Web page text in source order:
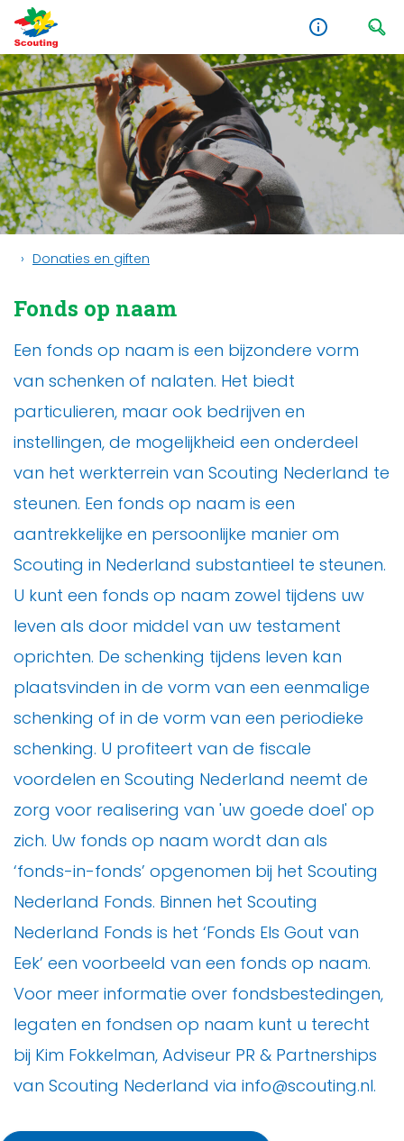
Donaties en giften
Fonds op naam
Een fonds op naam is een bijzondere vorm
van schenken of nalaten. Het biedt
particulieren, maar ook bedrijven en
instellingen, de mogelijkheid een onderdeel
van het werkterrein van Scouting Nederland te
steunen. Een fonds op naam is een
aantrekkelijke en persoonlijke manier om
Scouting in Nederland substantieel te steunen.
U kunt een fonds op naam zowel tijdens uw
leven als door middel van uw testament
oprichten. De schenking tijdens leven kan
plaatsvinden in de vorm van een eenmalige
schenking of in de vorm van een periodieke
schenking. U profiteert van de fiscale
voordelen en Scouting Nederland neemt de
zorg voor realisering van 'uw goede doel' op
zich. Uw fonds op naam wordt dan als
‘fonds-in-fonds’ opgenomen bij het Scouting
Nederland Fonds. Binnen het Scouting
Nederland Fonds is het ‘Fonds Els Gout van
Eek’ een voorbeeld van een fonds op naam.
Voor meer informatie over fondsbestedingen,
legaten en fondsen op naam kunt u terecht
bij Kim Fokkelman, Adviseur PR & Partnerships
van Scouting Nederland via info@scouting.nl.